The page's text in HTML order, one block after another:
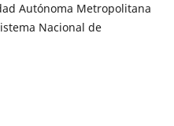
Autónoma Metropolitana
Nacional de